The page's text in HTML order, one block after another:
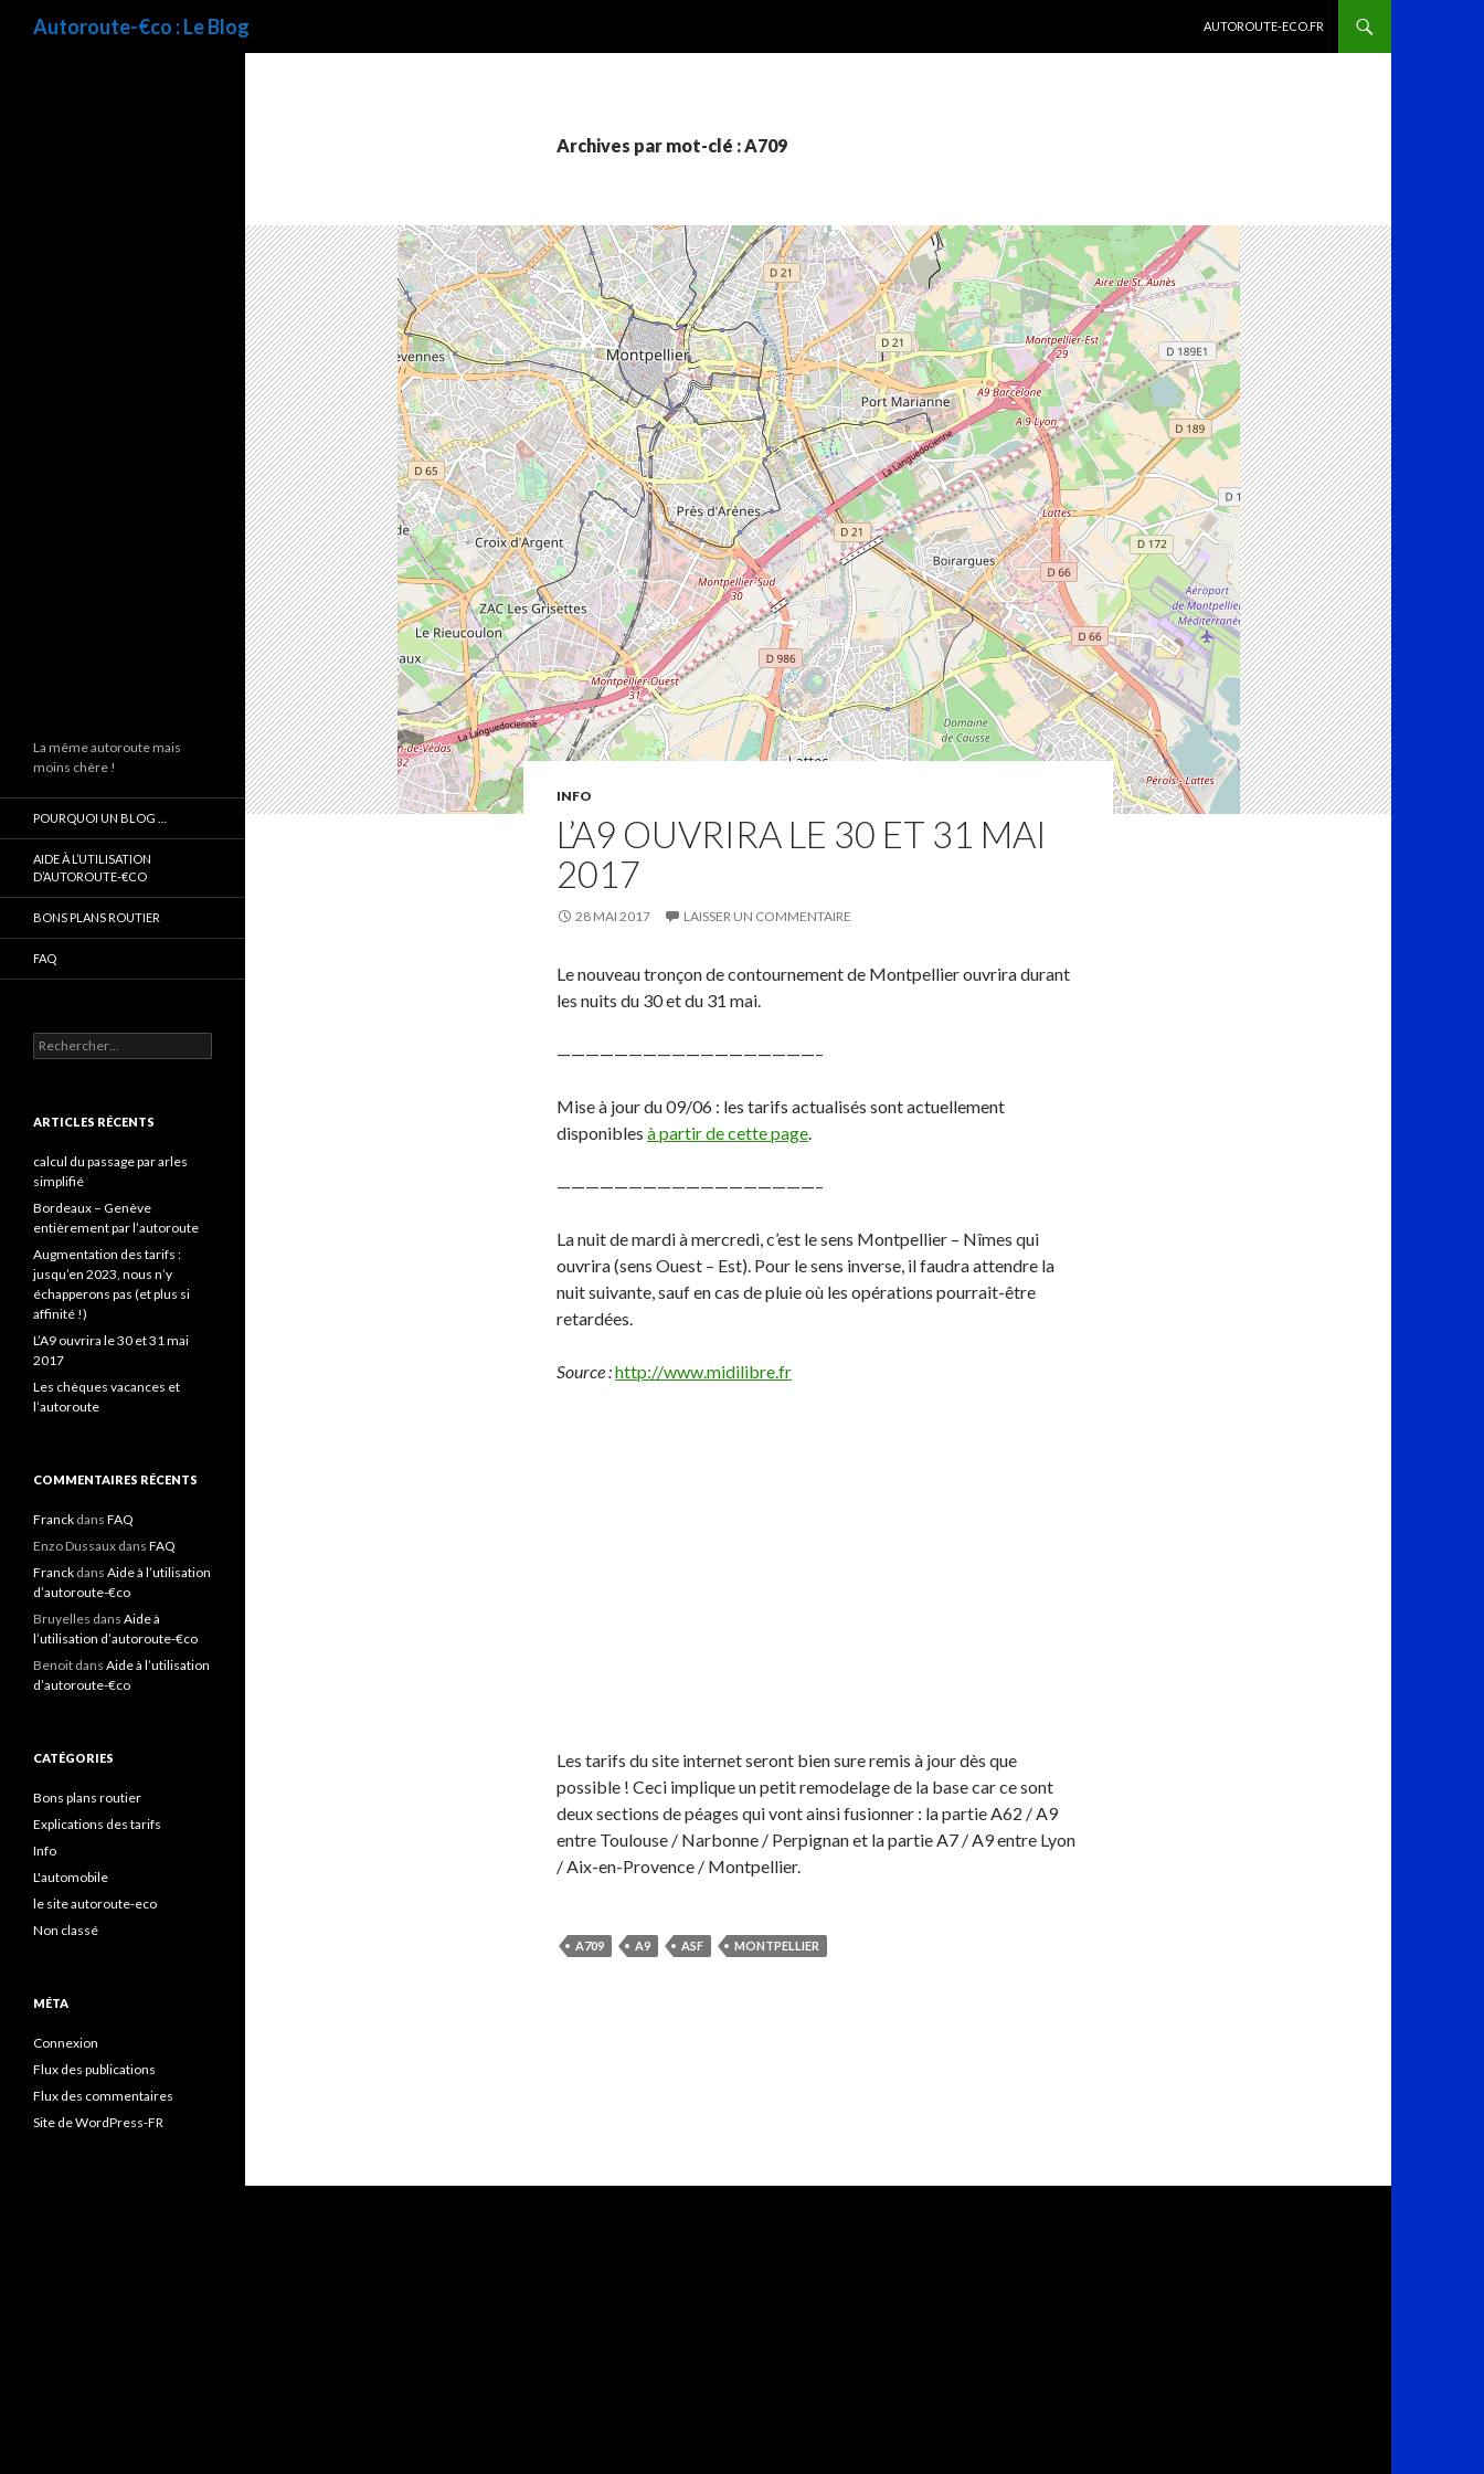
Autoroute-€co : Le Blog
AUTOROUTE-ECO.FR
Archives par mot-clé : A709
INFO
L’A9 OUVRIRA LE 30 ET 31 MAI
2017
28 MAI 2017 LAISSER UN COMMENTAIRE
Le nouveau tronçon de contournement de Montpellier ouvrira durant
les nuits du 30 et du 31 mai.
——————————————————–
Mise à jour du 09/06 : les tarifs actualisés sont actuellement
disponibles à partir de cette page.
——————————————————–
La nuit de mardi à mercredi, c’est le sens Montpellier – Nîmes qui
ouvrira (sens Ouest – Est). Pour le sens inverse, il faudra attendre la
nuit suivante, sauf en cas de pluie où les opérations pourrait-être
retardées.
Source :http://www.midilibre.fr
Les tarifs du site internet seront bien sure remis à jour dès que
possible ! Ceci implique un petit remodelage de la base car ce sont
deux sections de péages qui vont ainsi fusionner : la partie A62 / A9
entre Toulouse / Narbonne / Perpignan et la partie A7 / A9 entre Lyon
/ Aix-en-Provence / Montpellier.
A709 A9 ASF MONTPELLIER
La même autoroute mais
moins chère !
POURQUOI UN BLOG …
AIDE À L’UTILISATION
D’AUTOROUTE-€CO
BONS PLANS ROUTIER
FAQ
Rechercher :
ARTICLES RÉCENTS
calcul du passage par arles
simplifié
Bordeaux – Genève
entièrement par l’autoroute
Augmentation des tarifs :
jusqu’en 2023, nous n’y
échapperons pas (et plus si
affinité !)
L’A9 ouvrira le 30 et 31 mai
2017
Les chèques vacances et
l’autoroute
COMMENTAIRES RÉCENTS
Franck dans FAQ
Enzo Dussaux dans FAQ
Franck dans Aide à l’utilisation
d’autoroute-€co
Bruyelles dans Aide à
l’utilisation d’autoroute-€co
Benoit dans Aide à l’utilisation
d’autoroute-€co
CATÉGORIES
Bons plans routier
Explications des tarifs
Info
L'automobile
le site autoroute-eco
Non classé
MÉTA
Connexion
Flux des publications
Flux des commentaires
Site de WordPress-FR